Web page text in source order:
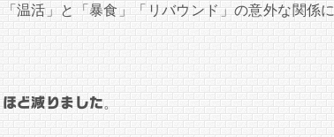
温活」と「暴食」「リバウンド」の意外な関係に
ど減りました。